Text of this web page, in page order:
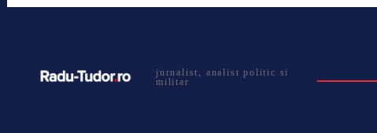
jurnalist, analist politic si
militar